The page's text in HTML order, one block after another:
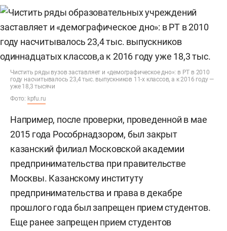
Чистить ряды вузов заставляет и «демографическое дно»: в РТ в 2010
году насчитывалось 23,4 тыс. выпускников 11-х классов, а к 2016 году —
уже 18,3 тысячи
Фото: kpfu.ru
Например, после проверки, проведенной в мае
2015 года Рособрнадзором, был закрыт
казанский филиал Московской академии
предпринимательства при правительстве
Москвы. Казанскому институту
предпринимательства и права в декабре
прошлого года был запрещен прием студентов.
Еще ранее запрещен прием студентов